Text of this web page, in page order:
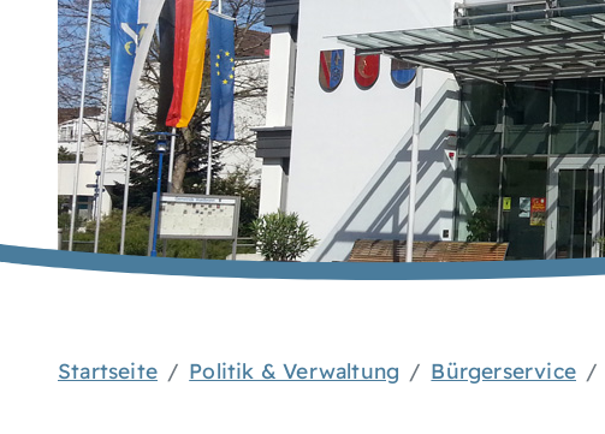
Startseite Politik & Verwaltung Bürgerservice